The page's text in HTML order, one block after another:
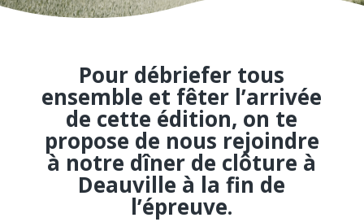
Pour débriefer tous
ensemble et fêter l’arrivée
de cette édition, on te
propose de nous rejoindre
à notre dîner de clôture à
Deauville à la fin de
l’épreuve.